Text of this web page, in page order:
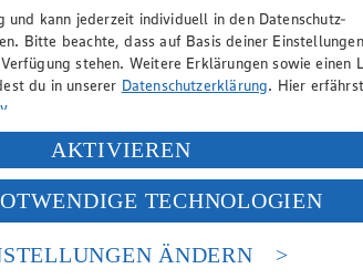
kann jederzeit individuell in den Datenschutz-
Bitte beachte, dass auf Basis deiner
stehen. Weitere Erklärungen sowie einen
du in unserer Datenschutzerklärung. Hier
.
Daten in den USA durch Facebook und
willigst du im Sinne des Art. 49 Abs. 1 Satz 1 lit.
verarbeitet werden. Der EuGH sieht die USA als
nicht angemessenen Datenschutzniveau an. Es
Behörden.
AKTIVIEREN
TECHNOLOGIEN
ÄNDERN